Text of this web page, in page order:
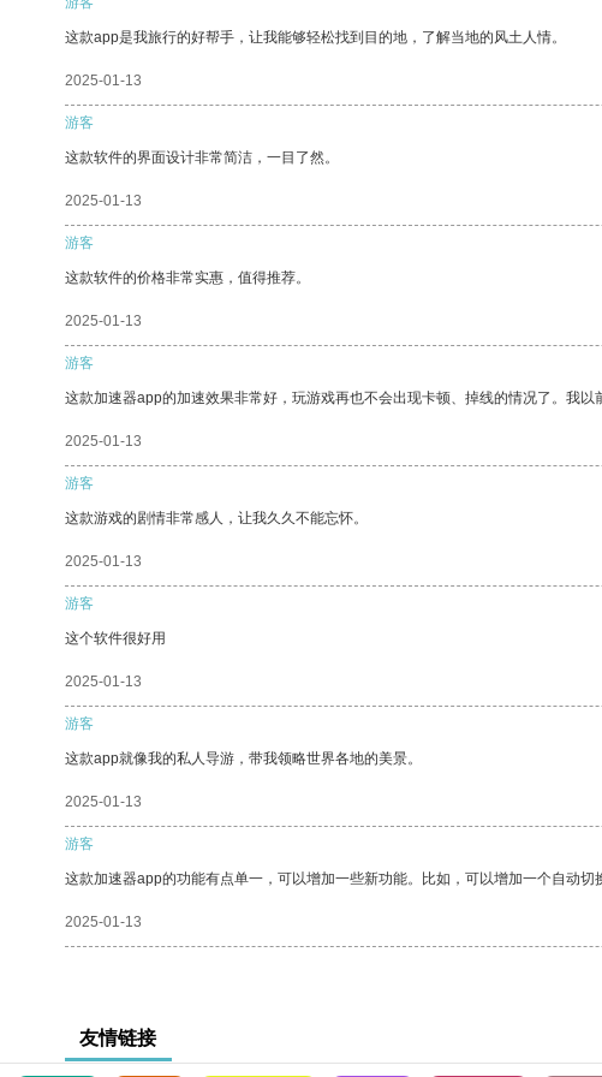
这款app是我旅行的好帮手，让我能够轻松找到目的地，了解当地的风土人情。
2025-01-13
游客
这款软件的界面设计非常简洁，一目了然。
2025-01-13
游客
这款软件的价格非常实惠，值得推荐。
2025-01-13
游客
这款加速器app的加速效果非常好，玩游戏再也不会出现卡顿、掉线的情况了。我
2025-01-13
游客
这款游戏的剧情非常感人，让我久久不能忘怀。
2025-01-13
游客
这个软件很好用
2025-01-13
游客
这款app就像我的私人导游，带我领略世界各地的美景。
2025-01-13
游客
这款加速器app的功能有点单一，可以增加一些新功能。比如，可以增加一个自动
2025-01-13
友情链接